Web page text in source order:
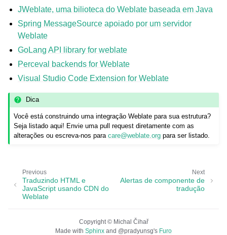
navigation of Formatos de arquivos suportados
navigation of Instruções de configuração
JWeblate, uma bilioteca do Weblate baseada em Java
Spring MessageSource apoiado por um servidor
Weblate
GoLang API library for weblate
Perceval backends for Weblate
Visual Studio Code Extension for Weblate
Dica
Você está construindo uma integração Weblate para sua estrutura?
Seja listado aqui! Envie uma pull request diretamente com as
alterações ou escreva-nos paracare@weblate .org para ser listado.
Next
Alertas de componente de
tradução
Previous
Traduzindo HTML e
JavaScript usando CDN do
Weblate
Copyright © Michal Čihař
Made with Sphinx and @pradyunsg's Furo